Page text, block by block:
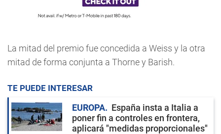
La mitad del premio fue concedida a Weiss y la otra
mitad de forma conjunta a Thorne y Barish.
TE PUEDE INTERESAR
EUROPA
España insta a Italia a
poner fin a controles en frontera,
aplicará "medidas proporcionales"